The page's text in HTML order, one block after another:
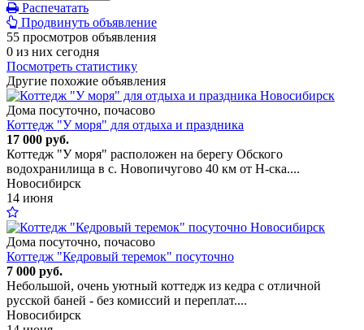
Распечатать
Продвинуть объявление
55 просмотров объявления
0 из них сегодня
Посмотреть статистику
Другие похожие объявления
Дома посуточно, почасово
Коттедж "У моря" для отдыха и праздника
17 000 руб.
Коттедж "У моря" расположен на берегу Обского
водохранилища в с. Новопичугово 40 км от Н-ска....
Новосибирск
14 июня
Дома посуточно, почасово
Коттедж "Кедровый теремок" посуточно
7 000 руб.
Небольшой, очень уютный коттедж из кедра с отличной
русской баней - без комиссий и переплат....
Новосибирск